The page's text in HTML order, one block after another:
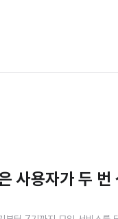
사용자가 두 번